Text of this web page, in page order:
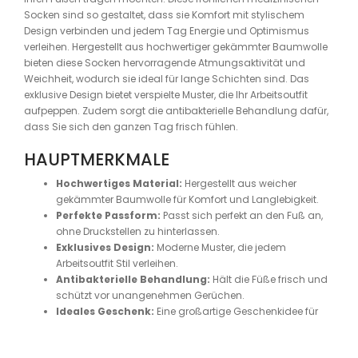
Socken sind so gestaltet, dass sie Komfort mit stylischem
Design verbinden und jedem Tag Energie und Optimismus
verleihen. Hergestellt aus hochwertiger gekämmter Baumwolle
bieten diese Socken hervorragende Atmungsaktivität und
Weichheit, wodurch sie ideal für lange Schichten sind. Das
exklusive Design bietet verspielte Muster, die Ihr Arbeitsoutfit
aufpeppen. Zudem sorgt die antibakterielle Behandlung dafür,
dass Sie sich den ganzen Tag frisch fühlen.
HAUPTMERKMALE
Hochwertiges Material: Hergestellt aus weicher
gekämmter Baumwolle für Komfort und Langlebigkeit.
Perfekte Passform: Passt sich perfekt an den Fuß an,
ohne Druckstellen zu hinterlassen.
Exklusives Design: Moderne Muster, die jedem
Arbeitsoutfit Stil verleihen.
Antibakterielle Behandlung: Hält die Füße frisch und
schützt vor unangenehmen Gerüchen.
Ideales Geschenk: Eine großartige Geschenkidee für